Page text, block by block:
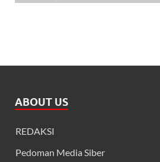
ABOUT US
REDAKSI
Pedoman Media Siber